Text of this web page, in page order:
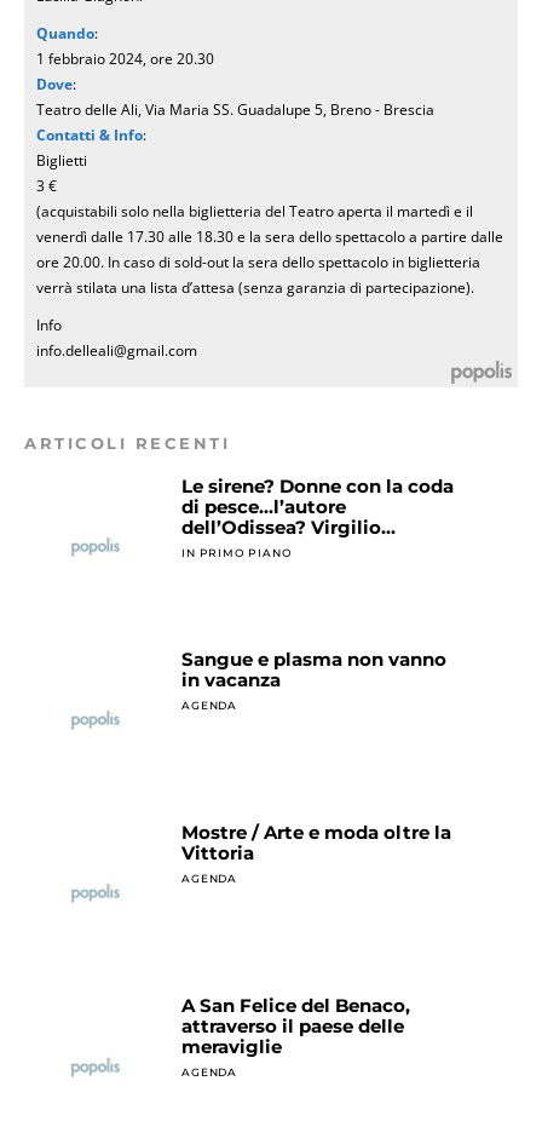
Quando:
1 febbraio 2024, ore 20.30
Dove:
Teatro delle Ali, Via Maria SS. Guadalupe 5, Breno - Brescia
Contatti & Info:
Biglietti
3 €
(acquistabili solo nella biglietteria del Teatro aperta il martedì e il
venerdì dalle 17.30 alle 18.30 e la sera dello spettacolo a partire dalle
ore 20.00. In caso di sold-out la sera dello spettacolo in biglietteria
verrà stilata una lista d’attesa (senza garanzia di partecipazione).
Info
info.delleali@gmail.com
ARTICOLI RECENTI
Le sirene? Donne con la coda
di pesce…l’autore
dell’Odissea? Virgilio…
IN PRIMO PIANO
Sangue e plasma non vanno
in vacanza
AGENDA
Mostre / Arte e moda oltre la
Vittoria
AGENDA
A San Felice del Benaco,
attraverso il paese delle
meraviglie
AGENDA